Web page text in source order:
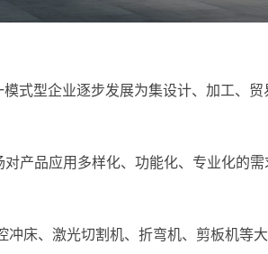
式型企业逐步发展为集设计、加工、
产品应用多样化、功能化、专业化的
床、激光切割机、折弯机、剪板机等